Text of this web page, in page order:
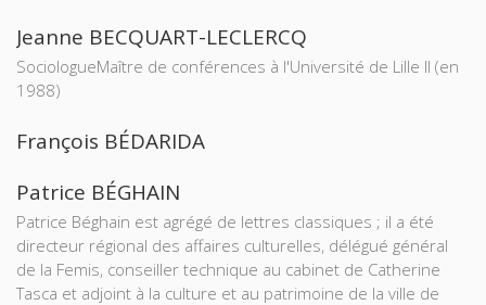
Jeanne BECQUART-LECLERCQ
SociologueMaître de conférences à l'Université de Lille II (en
1988)
François BÉDARIDA
Patrice BÉGHAIN
Patrice Béghain est agrégé de lettres classiques ; il a été
directeur régional des affaires culturelles, délégué général
de la Femis, conseiller technique au cabinet de Catherine
Tasca et adjoint à la culture et au patrimoine de la ville de